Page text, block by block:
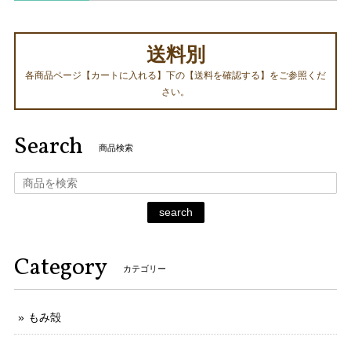
送料別
各商品ページ【カートに入れる】下の【送料を確認する】をご参照くだ
さい。
Search 商品検索
search
Category カテゴリー
もみ殻